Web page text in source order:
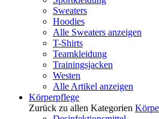
Sweaters
Hoodies
Alle Sweaters anzeigen
T-Shirts
Teamkleidung
Trainingsjacken
Westen
Alle Artikel anzeigen
Körperpflege
Zurück zu allen Kategorien